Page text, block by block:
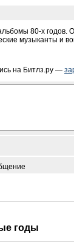
80-х
музыканты и
на Битлз.ру —
годы